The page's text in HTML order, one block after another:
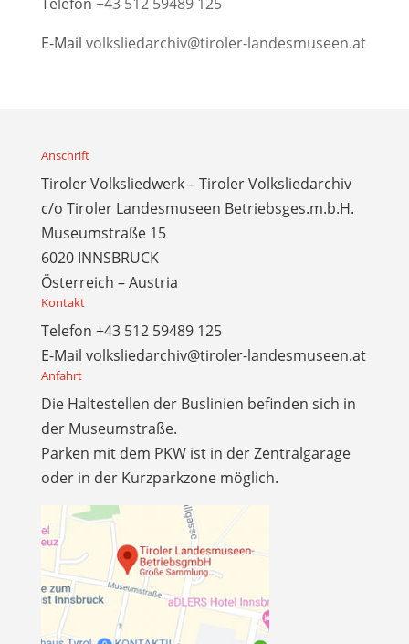
E-Mail volksliedarchiv@tiroler-landesmuseen.at
Anschrift
Tiroler Volksliedwerk – Tiroler Volksliedarchiv
c/o Tiroler Landesmuseen Betriebsges.m.b.H.
Museumstraße 15
6020 INNSBRUCK
Österreich – Austria
Kontakt
Telefon +43 512 59489 125
E-Mail volksliedarchiv@tiroler-landesmuseen.at
Anfahrt
Die Haltestellen der Buslinien befinden sich in
der Museumstraße.
Parken mit dem PKW ist in der Zentralgarage
oder in der Kurzparkzone möglich.